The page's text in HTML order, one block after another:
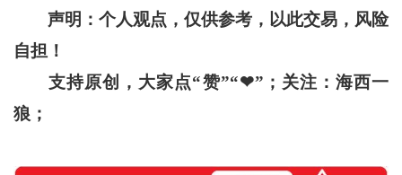
声明：个人观点，仅供参考，以此交易，风险
自担！
支持原创，大家点“赞”“❤” ；关注：海西一
狼；